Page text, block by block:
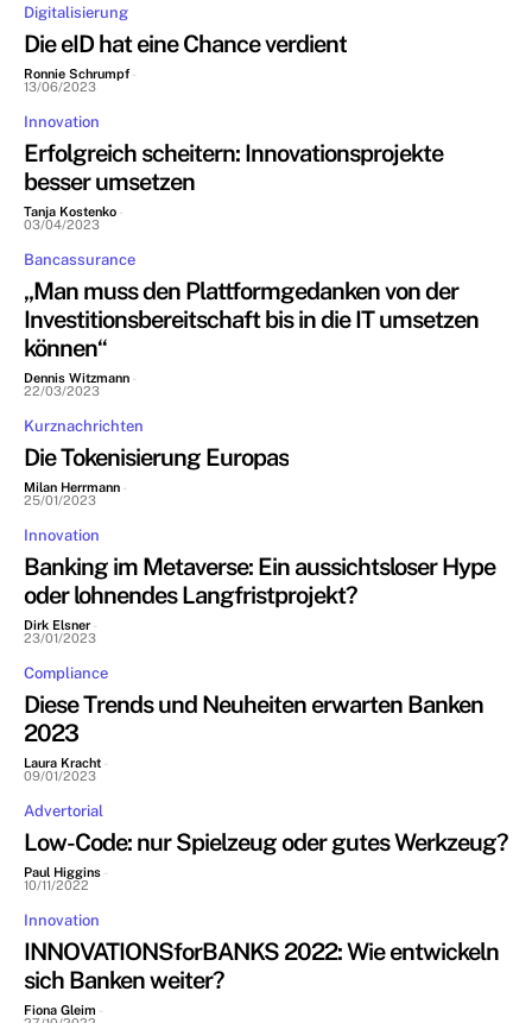
Digitalisierung
Die eID hat eine Chance verdient
Ronnie Schrumpf -
13/06/2023
Innovation
Erfolgreich scheitern: Innovationsprojekte
besser umsetzen
Tanja Kostenko -
03/04/2023
Bancassurance
„Man muss den Plattformgedanken von der
Investitionsbereitschaft bis in die IT umsetzen
können“
Dennis Witzmann -
22/03/2023
Kurznachrichten
Die Tokenisierung Europas
Milan Herrmann -
25/01/2023
Innovation
Banking im Metaverse: Ein aussichtsloser Hype
oder lohnendes Langfristprojekt?
Dirk Elsner -
23/01/2023
Compliance
Diese Trends und Neuheiten erwarten Banken
2023
Laura Kracht -
09/01/2023
Advertorial
Low-Code: nur Spielzeug oder gutes Werkzeug?
Paul Higgins -
10/11/2022
Innovation
INNOVATIONSforBANKS 2022: Wie entwickeln
sich Banken weiter?
Fiona Gleim -